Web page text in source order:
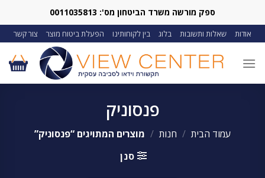
content
ספק מורשה משרד הביטחון מס': 0011035813
אודות שאלות ותשובות בלוג בין לקוחותינו הפעלת ביטוח מוצר צור קשר
פנסוניק
עמוד הבית / חנות / מוצרים המתויגים “פנסוניק”
סנן